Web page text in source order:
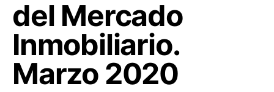
del Mercado
Inmobiliario.
Marzo 2020